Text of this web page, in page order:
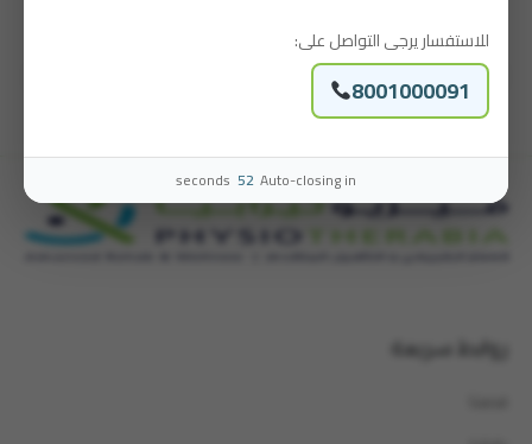
تصفّح
المقالات
روابط سريعة
للاستفسار يرجى التواصل على:
8001000091
Auto-closing in
51
seconds